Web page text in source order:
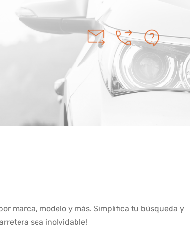
marca, modelo y más. Simplifica tu búsqueda y
sea inolvidable!